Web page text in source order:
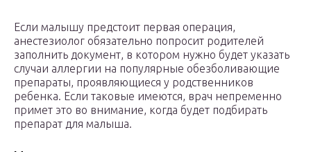
Если малышу предстоит первая операция,
анестезиолог обязательно попросит родителей
заполнить документ, в котором нужно будет указать
случаи аллергии на популярные обезболивающие
препараты, проявляющиеся у родственников
ребенка. Если таковые имеются, врач непременно
примет это во внимание, когда будет подбирать
препарат для малыша.